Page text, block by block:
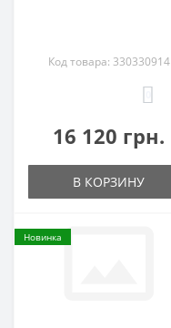
Код товара: 330330914
16 120 грн.
В КОРЗИНУ
Новинка